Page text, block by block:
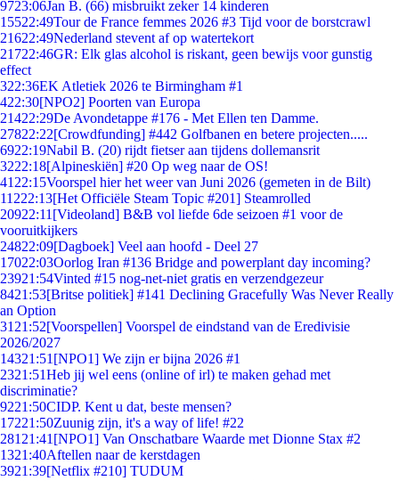
9723:06Jan B. (66) misbruikt zeker 14 kinderen
15522:49Tour de France femmes 2026 #3 Tijd voor de borstcrawl
21622:49Nederland stevent af op watertekort
21722:46GR: Elk glas alcohol is riskant, geen bewijs voor gunstig
effect
322:36EK Atletiek 2026 te Birmingham #1
422:30[NPO2] Poorten van Europa
21422:29De Avondetappe #176 - Met Ellen ten Damme.
27822:22[Crowdfunding] #442 Golfbanen en betere projecten.....
6922:19Nabil B. (20) rijdt fietser aan tijdens dollemansrit
3222:18[Alpineskiën] #20 Op weg naar de OS!
41 22:15Voorspel hier het weer van Juni 2026 (gemeten in de Bilt)
11222:13[Het Officiële Steam Topic #201] Steamrolled
20922:11 [Videoland] B&B vol liefde 6de seizoen #1 voor de
vooruitkijkers
24822:09[Dagboek] Veel aan hoofd - Deel 27
17022:03Oorlog Iran #136 Bridge and powerplant day incoming?
23921:54Vinted #15 nog-net-niet gratis en verzendgezeur
8421:53[Britse politiek] #141 Declining Gracefully Was Never Really
an Option
31 21:52[Voorspellen] Voorspel de eindstand van de Eredivisie
2026/2027
14321:51 [NPO1] We zijn er bijna 2026 #1
2321:51Heb jij wel eens (online of irl) te maken gehad met
discriminatie?
9221:50CIDP. Kent u dat, beste mensen?
17221:50Zuunig zijn, it's a way of life! #22
281 21:41 [NPO1] Van Onschatbare Waarde met Dionne Stax #2
1321:40Aftellen naar de kerstdagen
3921:39[Netflix #210] TUDUM